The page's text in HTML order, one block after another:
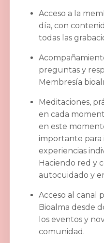
Acceso a la
día, con
todas las
preguntas y
Membresía
Meditaciones,
en cada
en este
importante para
experiencias
Haciendo red y
autocuidado y
Acceso al canal
Bioalma desde
los eventos y
comunidad.